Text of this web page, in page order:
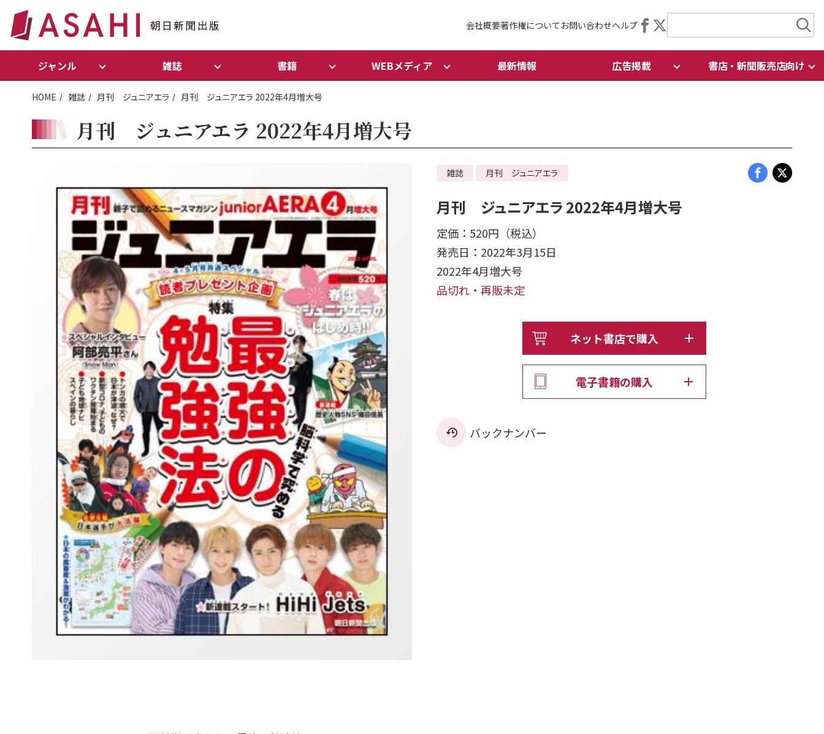
会社概要著作権について お問い合わせヘルプ
ジャンル 雑誌 書籍 WEBメディア 最新情報 広告掲載 書店・新聞販売店向け
HOME 雑誌 月刊 ジュニアエラ 月刊 ジュニアエラ 2022年4月増大号
月刊 ジュニアエラ 2022年4月増大号
雑誌 月刊 ジュニアエラ
月刊 ジュニアエラ 2022年4月増大号
定価：520円（税込）
発売日：2022年3月15日
2022年4月増大号
品切れ・再販未定
ネット書店で購入
電子書籍の購入
バックナンバー